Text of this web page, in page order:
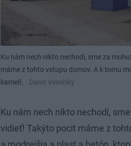
Ku nám nech nikto nechodí, sme za
máme z tohto vstupu domov. A k tomu
kameň.
Dano Veselský
Ku nám nech nikto nechodí,
vidieť! Takýto pocit máme z